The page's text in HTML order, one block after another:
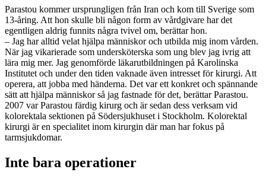
Parastou kommer ursprungligen från Iran och kom till Sverige som
13-åring. Att hon skulle bli någon form av vårdgivare har det
egentligen aldrig funnits några tvivel om, berättar hon.
– Jag har alltid velat hjälpa människor och utbilda mig inom vården.
När jag vikarierade som undersköterska som ung blev jag ivrig att
lära mig mer. Jag genomförde läkarutbildningen på Karolinska
Institutet och under den tiden vaknade även intresset för kirurgi. Att
operera, att jobba med händerna. Det var ett konkret och spännande
sätt att hjälpa människor så jag fastnade för det, berättar Parastou.
2007 var Parastou färdig kirurg och är sedan dess verksam vid
kolorektala sektionen på Södersjukhuset i Stockholm. Kolorektal
kirurgi är en specialitet inom kirurgin där man har fokus på
tarmsjukdomar.
Inte bara operationer